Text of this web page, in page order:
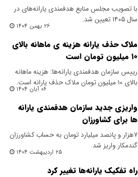
با تصویب مجلس منابع هدفمندی یارانه‌های در
سال ۱۴۰۵ تعیین شد.
۲۶ بهمن ۱۴۰۴
ملاک حذف یارانه هزینه ی ماهانه بالای
۱۰ میلیون تومان است
رییس سازمان هدفمندی یارانه‌ها: هزینه ماهانه
بالای ۱۰ میلیون تومان ملاک حذف یارانه است.
۰۶ آبان ۱۴۰۴
واریزی جدید سازمان هدفمندی یارانه
ها برای کشاورزان
٧هزار و پانصد میلیارد تومان به حساب کشاورزان
گندمکار واریز شد.
۲۵ اردیبهشت ۱۴۰۴
راه تفکیک یارانه‌‌ها تغییر کرد